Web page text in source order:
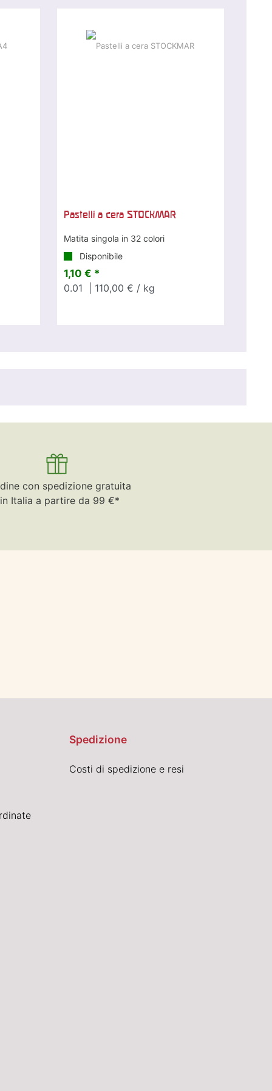
Pastelli a cera STOCKMAR
Matita singola in 32 colori
Disponibile
1,10 € *
0.01
| 110,00 € / kg
con spedizione gratuita
in Italia a partire da 99 €*
Spedizione
Costi di spedizione e resi